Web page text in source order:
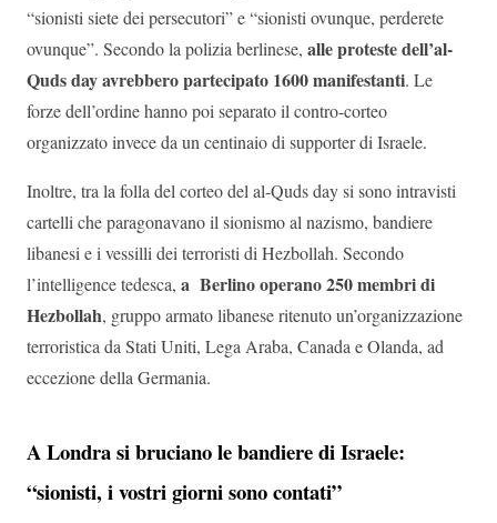
“sionisti siete dei persecutori” e “sionisti ovunque, perderete
ovunque”. Secondo la polizia berlinese, alle proteste dell’al-
Quds day avrebbero partecipato 1600 manifestanti. Le
forze dell’ordine hanno poi separato il contro-corteo
organizzato invece da un centinaio di supporter di Israele.
Inoltre, tra la folla del corteo del al-Quds day si sono intravisti
cartelli che paragonavano il sionismo al nazismo, bandiere
libanesi e i vessilli dei terroristi di Hezbollah. Secondo
l’intelligence tedesca, a Berlino operano 250 membri di
Hezbollah, gruppo armato libanese ritenuto un’organizzazione
terroristica da Stati Uniti, Lega Araba, Canada e Olanda, ad
eccezione della Germania.
A Londra si bruciano le bandiere di Israele:
“sionisti, i vostri giorni sono contati”